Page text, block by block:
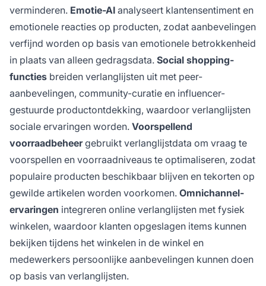
verminderen. Emotie-AI analyseert klantensentiment en
emotionele reacties op producten, zodat aanbevelingen
verfijnd worden op basis van emotionele betrokkenheid
in plaats van alleen gedragsdata. Social shopping-
functies breiden verlanglijsten uit met peer-
aanbevelingen, community-curatie en influencer-
gestuurde productontdekking, waardoor verlanglijsten
sociale ervaringen worden. Voorspellend
voorraadbeheergebruikt verlanglijstdata om vraag te
voorspellen en voorraadniveaus te optimaliseren, zodat
populaire producten beschikbaar blijven en tekorten op
gewilde artikelen worden voorkomen. Omnichannel-
ervaringen integreren online verlanglijsten met fysiek
winkelen, waardoor klanten opgeslagen items kunnen
bekijken tijdens het winkelen in de winkel en
medewerkers persoonlijke aanbevelingen kunnen doen
op basis van verlanglijsten.